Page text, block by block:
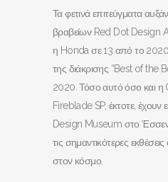
Τα φετινά επιτεύγματα
βραβείων Red Dot Design
η Honda σε 13 από το
της διάκρισης “Best of the
2020. Τόσο αυτό όσο και η
Fireblade SP, έκτοτε, έχουν
Design Museum στο Έσσεν
τις σημαντικότερες
στον κόσμο.